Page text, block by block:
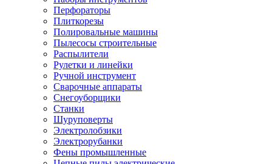
Перфораторы
Плиткорезы
Полировальные машины
Пылесосы строительные
Распылители
Рулетки и линейки
Ручной инструмент
Сварочные аппараты
Снегоуборщики
Станки
Шуруповерты
Электролобзики
Электрорубанки
Фены промышленные